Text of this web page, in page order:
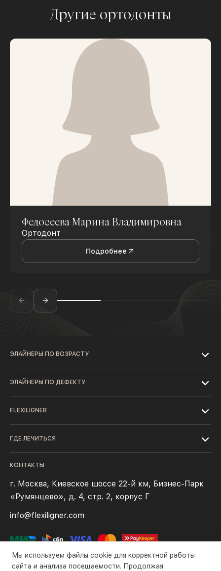
Другие ортодонты
Федосеева Марина Владимировна
Ортодонт
Подробнее
ЭЛАЙНЕРЫ ПО ВОЗРАСТУ
ЭЛАЙНЕРЫ ПО ДЕФЕКТУ
FLEXILIGNER
ГДЕ ЛЕЧИТЬСЯ
КОНТАКТЫ
г. Москва, Киевское шоссе 22-й км, Бизнес-Парк
«Румянцево», д. 4, стр. 2, корпус Г
info@flexiligner.com
Мы используем файлы cookie для корректной работы
сайта и анализа посещаемости. Продолжая